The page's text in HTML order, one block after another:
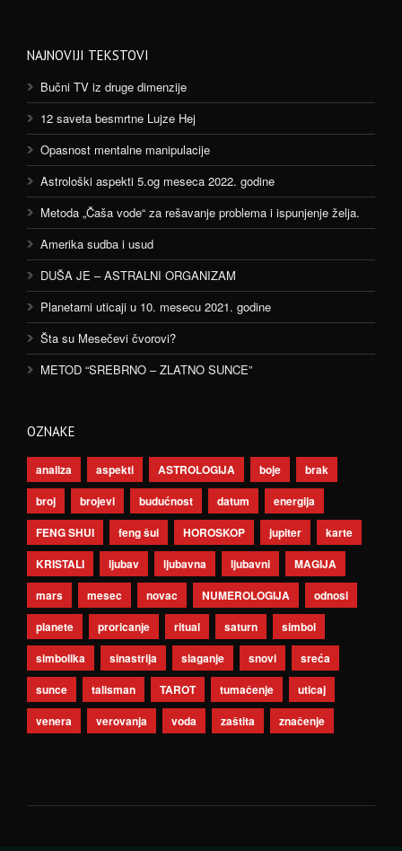
NAJNOVIJI TEKSTOVI
Bučni TV iz druge dimenzije
12 saveta besmrtne Lujze Hej
Opasnost mentalne manipulacije
Astrološki aspekti 5.og meseca 2022. godine
Metoda „Čaša vode“ za rešavanje problema i ispunjenje želja.
Amerika sudba i usud
DUŠA JE – ASTRALNI ORGANIZAM
Planetarni uticaji u 10. mesecu 2021. godine
Šta su Mesečevi čvorovi?
METOD “SREBRNO – ZLATNO SUNCE”
OZNAKE
analiza aspekti ASTROLOGIJA boje
brak
broj
brojevi budućnost datum
energija
FENG SHUI
feng šui HOROSKOP jupiter
karte
KRISTALI
ljubav ljubavna ljubavni
MAGIJA
mars
mesec novac NUMEROLOGIJA
odnosi
planete
proricanje ritual saturn
simbol
simbolika
sinastrija slaganje snovi
sreća
sunce
talisman TAROT tumačenje
uticaj
venera
verovanja voda zaštita značenje